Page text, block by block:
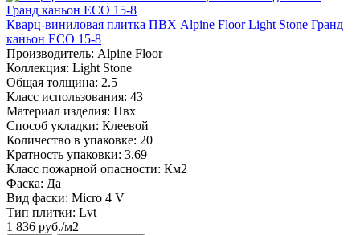
Кварц-виниловая плитка ПВХ Alpine Floor Light Stone Гранд
каньон ECO 15-8
Производитель: Alpine Floor
Коллекция: Light Stone
Общая толщина: 2.5
Класс использования: 43
Материал изделия: Пвх
Способ укладки: Клеевой
Количество в упаковке: 20
Кратность упаковки: 3.69
Класс пожарной опасности: Км2
Фаска: Да
Вид фаски: Micro 4 V
Тип плитки: Lvt
1 836 руб./м2